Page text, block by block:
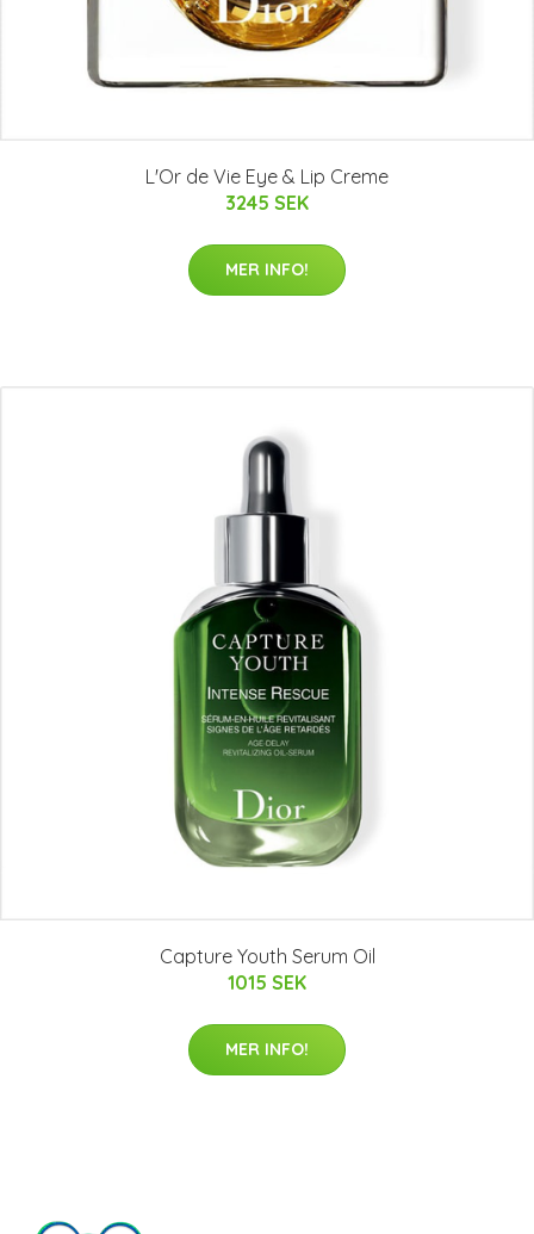
L'Or de Vie Eye & Lip Creme
3245 SEK
MER INFO!
Capture Youth Serum Oil
1015 SEK
MER INFO!